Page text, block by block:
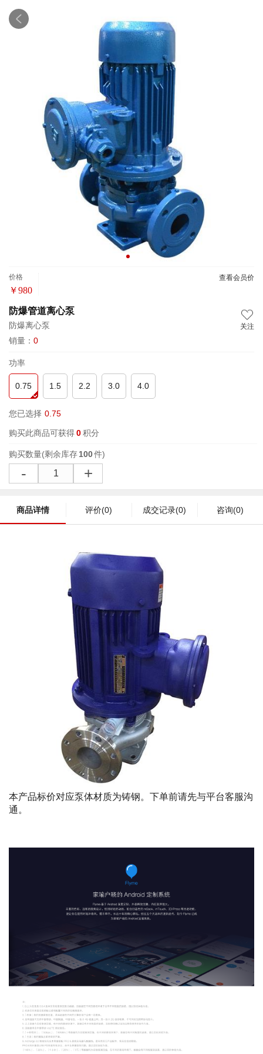
查看会员价
价格
￥980
防爆管道离心泵
防爆离心泵 关注
销量： 0
功率
0.75 1.5 2.2 3.0 4.0
您已选择 0.75
购买此商品可获得0积分
购买数量(剩余库存100件)
- +
商品详情 评价(0) 成交记录(0) 咨询(0)
本产品标价对应泵体材质为铸钢。下单前请先与平台客服沟
通。